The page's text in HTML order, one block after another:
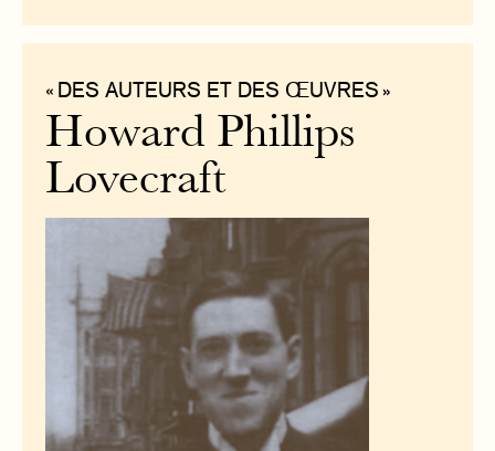
« DES AUTEURS ET DES ŒUVRES »
Howard Phillips
Lovecraft